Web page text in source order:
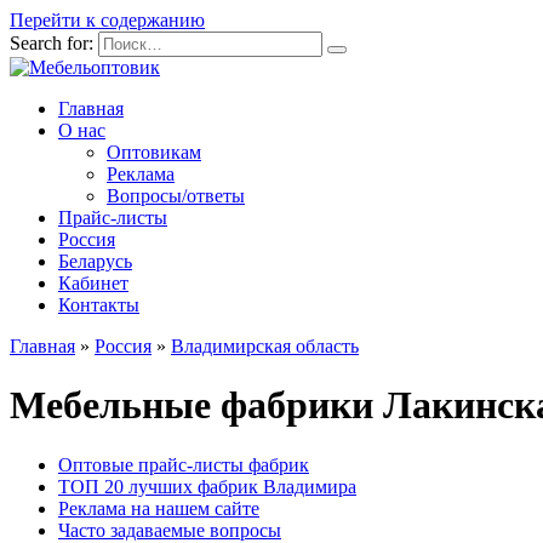
Перейти к содержанию
Search for:
Главная
О нас
Оптовикам
Реклама
Вопросы/ответы
Прайс-листы
Россия
Беларусь
Кабинет
Контакты
Главная » Россия » Владимирская область
Мебельные фабрики
Оптовые прайс-листы фабрик
ТОП 20 лучших фабрик Владимира
Реклама на нашем сайте
Часто задаваемые вопросы